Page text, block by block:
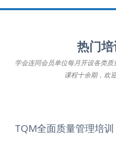
热门
学会连同会员单位每月开设各类
课程十余期，欢
TQM全面质量管理培训